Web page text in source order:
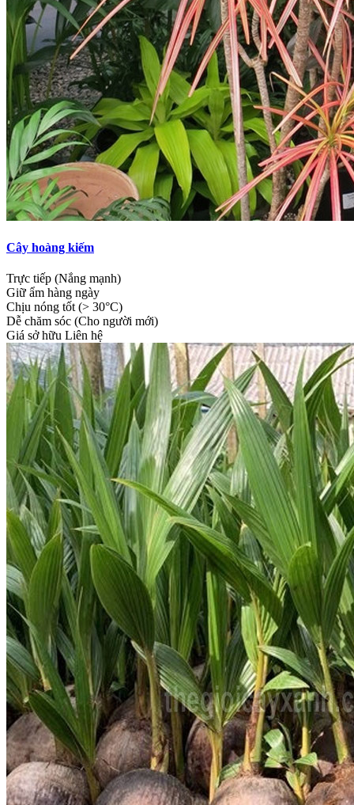
Cây hoàng kiếm
Trực tiếp (Nắng mạnh)
Giữ ẩm hàng ngày
Chịu nóng tốt (> 30°C)
Dễ chăm sóc (Cho người mới)
Giá sở hữu Liên hệ